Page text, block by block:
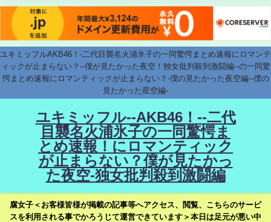
ユキミッフルAKB46！-二代目襲名火浦氷子の一同驚愕まとめ速報にロマンテ
ィックが止まらない？--僕が見たかった夜空！独女批判殺到激闘編--の一同驚
愕まとめ速報にロマンティックが止まらない？-僕の見たかった夜空編--僕の
見たかった星空編-
ユキミッフル--AKB46！--二代
目襲名火浦氷子の一同驚愕ま
とめ速報！にロマンティック
が止まらない？僕が見たかっ
た夜空-独女批判殺到激闘編
腐女子＜お客様皆様が掲載の記事等へアクセス、閲覧、こちらのサービ
スを利用される事でかろうじて運営できています＞本日は足元が悪い中